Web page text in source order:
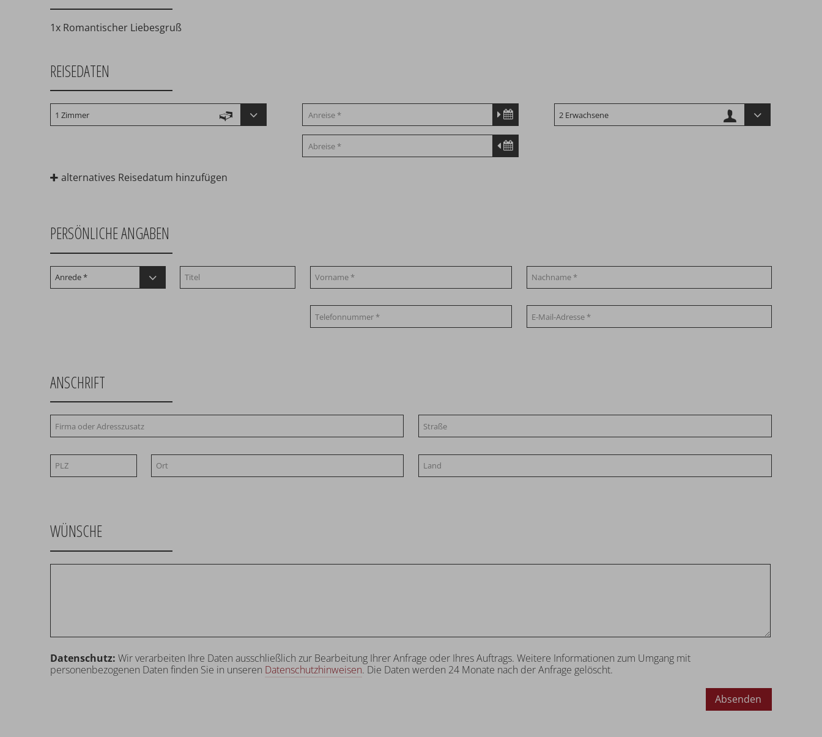
1x Romantischer Liebesgruß
REISEDATEN
alternatives Reisedatum hinzufügen
PERSÖNLICHE ANGABEN
ANSCHRIFT
WÜNSCHE
Datenschutz: Wir verarbeiten Ihre Daten ausschließlich zur Bearbeitung Ihrer Anfrage oder Ihres Auftrags. Weitere Informationen zum Umgang mit
personenbezogenen Daten finden Sie in unseren Datenschutzhinweisen. Die Daten werden 24 Monate nach der Anfrage gelöscht.
Absenden